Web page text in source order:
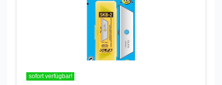
sofort verfügbar!